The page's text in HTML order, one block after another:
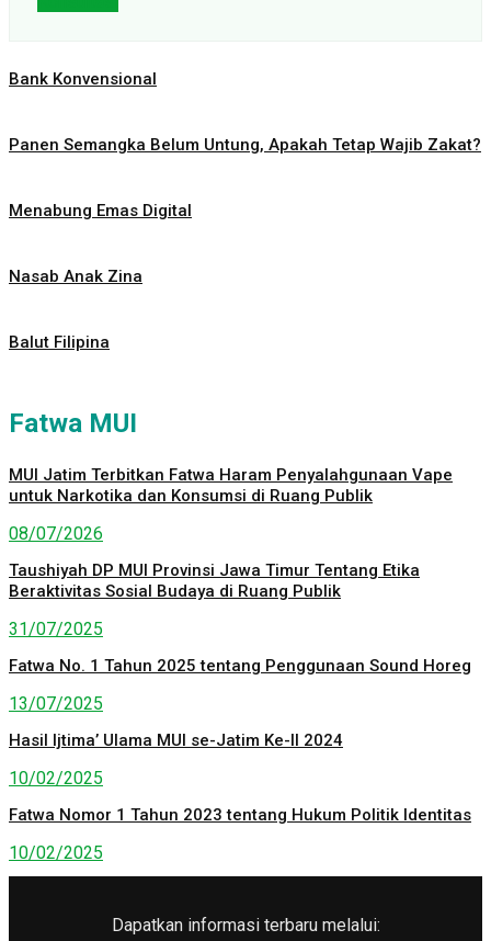
Bank Konvensional
Panen Semangka Belum Untung, Apakah Tetap Wajib Zakat?
Menabung Emas Digital
Nasab Anak Zina
Balut Filipina
Fatwa MUI
MUI Jatim Terbitkan Fatwa Haram Penyalahgunaan Vape
untuk Narkotika dan Konsumsi di Ruang Publik
08/07/2026
Taushiyah DP MUI Provinsi Jawa Timur Tentang Etika
Beraktivitas Sosial Budaya di Ruang Publik
31/07/2025
Fatwa No. 1 Tahun 2025 tentang Penggunaan Sound Horeg
13/07/2025
Hasil Ijtima’ Ulama MUI se-Jatim Ke-II 2024
10/02/2025
Fatwa Nomor 1 Tahun 2023 tentang Hukum Politik Identitas
10/02/2025
Dapatkan informasi terbaru melalui: